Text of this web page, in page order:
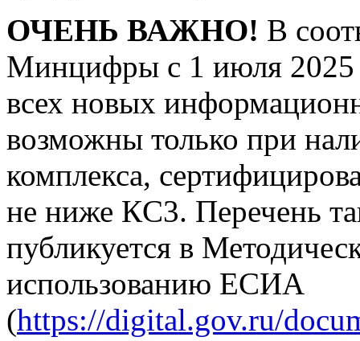
ОЧЕНЬ ВАЖНО! В
Минцифры с 1 июля
всех новых
возможны только при
комплекса,
не ниже КC3. Перечень
публикуется в
использованию ЕСИА
(https://digital.gov.ru/